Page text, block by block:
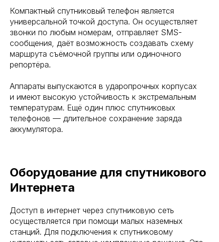
Компактный спутниковый телефон является
универсальной точкой доступа. Он осуществляет
звонки по любым номерам, отправляет SMS-
сообщения, даёт возможность создавать схему
маршрута съёмочной группы или одиночного
репортёра.
Аппараты выпускаются в ударопрочных корпусах
и имеют высокую устойчивость к экстремальным
температурам. Ещё один плюс спутниковых
телефонов — длительное сохранение заряда
аккумулятора.
Оборудование для спутникового
Интернета
Доступ в интернет через спутниковую сеть
осуществляется при помощи малых наземных
станций. Для подключения к спутниковому